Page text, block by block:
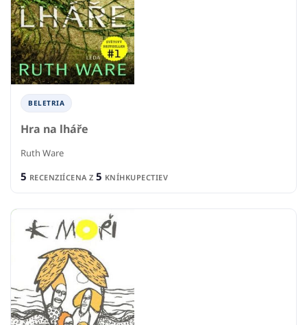
BELETRIA
Hra na lháře
Ruth Ware
5 RECENZIÍCENA Z 5 KNÍHKUPECTIEV